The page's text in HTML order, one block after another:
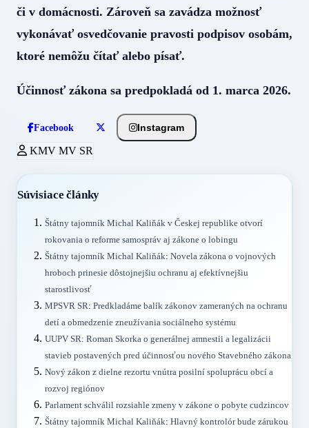
či v domácnosti. Zároveň sa zavádza možnosť
vykonávať osvedčovanie pravosti podpisov osobám,
ktoré nemôžu čítať alebo písať.
Účinnosť zákona sa predpokladá od 1. marca 2026.
Facebook Instagram
KMV MV SR
Súvisiace články
Štátny tajomník Michal Kaliňák v Českej republike otvorí
rokovania o reforme samospráv aj zákone o lobingu
Štátny tajomník Michal Kaliňák: Novela zákona o vojnových
hroboch prinesie dôstojnejšiu ochranu aj efektívnejšiu
starostlivosť
MPSVR SR: Predkladáme balík zákonov zameraných na ochranu
detí a obmedzenie zneužívania sociálneho systému
UUPV SR: Roman Skorka o generálnej amnestii a legalizácii
stavieb postavených pred účinnosťou nového Stavebného zákona
Nový zákon z dielne rezortu vnútra posilní spoluprácu obcí a
rozvoj regiónov
Parlament schválil rozsiahle zmeny v zákone o pobyte cudzincov
Štátny tajomník Michal Kaliňák: Hlavný kontrolór bude zárukou